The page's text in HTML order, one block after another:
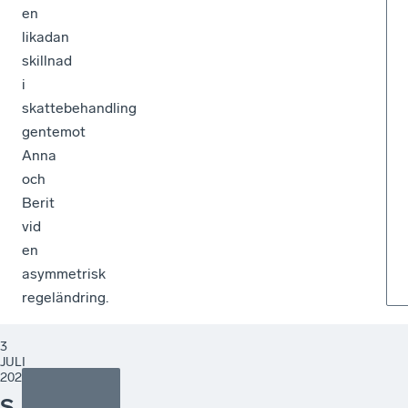
en
likadan
skillnad
i
skattebehandling
gentemot
Anna
och
Berit
vid
en
asymmetrisk
regeländring.
3
JULI
2026